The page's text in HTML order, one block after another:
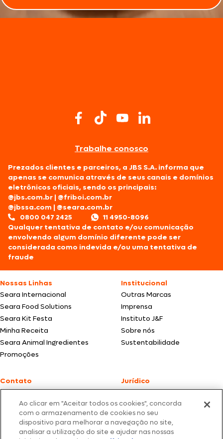
Trabalhe conosco
Prezados clientes e parceiros, a JBS S.A. informa que
apenas se comunica através de seus canais e domínios
eletrônicos oficiais, sendo os principais:
@jbs.com.br |@friboi.com.br
@jbssa.com |@seara.com.br
0800 047 2425
11 4950-8096
Qualquer tentativa de contato e/ou comunicação
envolvendo algum domínio diferente pode ser
considerada como indevida e/ou uma tentativa de
fraude
Nossas Linhas
Seara Internacional
Seara Food Solutions
Seara Kit Festa
Minha Receita
Seara Animal Ingredientes
Promoções
Institucional
Outras Marcas
Imprensa
Instituto J&F
Sobre nós
Sustentabilidade
Contato
Fale Conosco
SAC: +55 0800 047 2425
Jurídico
Política de cookies
Política de privacidade
Fotos meramente ilustrativas | Ofertas válidas enquanto durarem os
Ao clicar em "Aceitar todos os cookies", concorda
com o armazenamento de cookies no seu
dispositivo para melhorar a navegação no site,
analisar a utilização do site e ajudar nas nossas